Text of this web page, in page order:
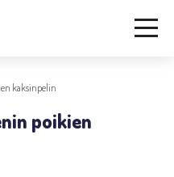
kaksinpelin
poikien